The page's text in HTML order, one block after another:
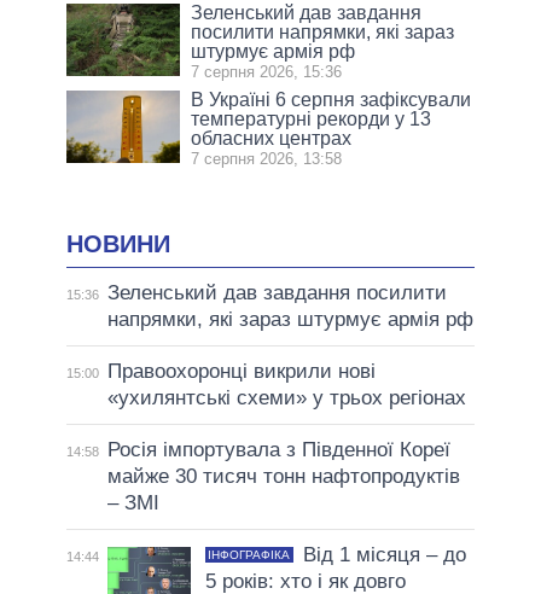
Зеленський дав завдання
посилити напрямки, які зараз
штурмує армія рф
7 серпня 2026, 15:36
В Україні 6 серпня зафіксували
температурні рекорди у 13
обласних центрах
7 серпня 2026, 13:58
НОВИНИ
15:36 Зеленський дав завдання посилити
напрямки, які зараз штурмує армія рф
15:00
Правоохоронці викрили нові
«ухилянтські схеми» у трьох регіонах
14:58
Росія імпортувала з Південної Кореї
майже 30 тисяч тонн нафтопродуктів
– ЗМІ
14:44 ІНФОГРАФІКА
Від 1 місяця – до
5 років: хто і як довго